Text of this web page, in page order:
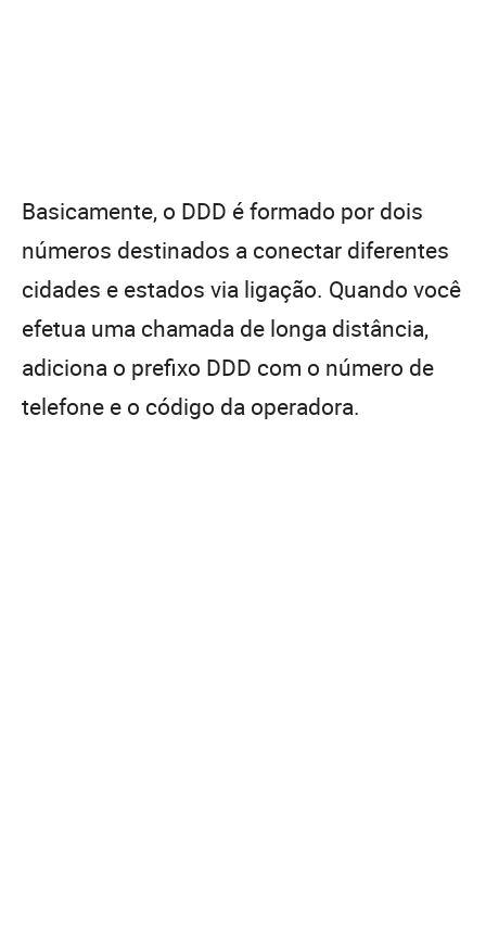
Basicamente, o DDD é formado por dois
números destinados a conectar diferentes
cidades e estados via ligação. Quando você
efetua uma chamada de longa distância,
adiciona o prefixo DDD com o número de
telefone e o código da operadora.